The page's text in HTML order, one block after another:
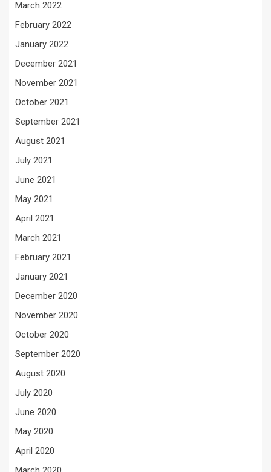
March 2022
February 2022
January 2022
December 2021
November 2021
October 2021
September 2021
August 2021
July 2021
June 2021
May 2021
April 2021
March 2021
February 2021
January 2021
December 2020
November 2020
October 2020
September 2020
August 2020
July 2020
June 2020
May 2020
April 2020